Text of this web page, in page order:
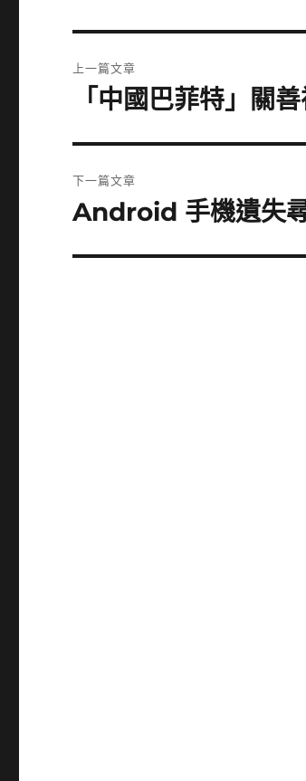
章
上一篇文章
篇
文
「中國巴菲特」關
下一篇文章
下
篇
Android 手機遺失